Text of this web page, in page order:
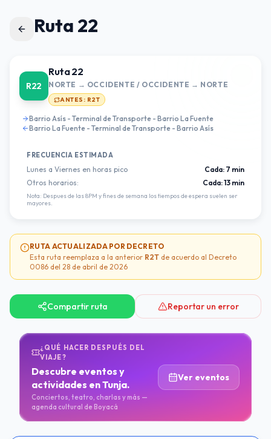
Ruta 22
R22
Ruta 22
NORTE → OCCIDENTE / OCCIDENTE → NORTE
ANTES: R2T
Barrio Asís - Terminal de Transporte - Barrio La Fuente
Barrio La Fuente - Terminal de Transporte - Barrio Asís
FRECUENCIA ESTIMADA
Lunes a Viernes en horas pico Cada: 7 min
Otros horarios:
Cada:13 min
Nota: Despues de las 8PM y fines de semana los tiempos de espera suelen ser
mayores.
RUTA ACTUALIZADA POR DECRETO
Esta ruta reemplaza a la anterior R2T de acuerdo al Decreto
0086 del 28 de abril de 2026
Compartir ruta Reportar un error
¿QUÉ HACER DESPUÉS DEL
VIAJE?
Descubre eventos y
actividades en Tunja.
Conciertos, teatro, charlas y más —
agenda cultural de Boyacá
Ver eventos